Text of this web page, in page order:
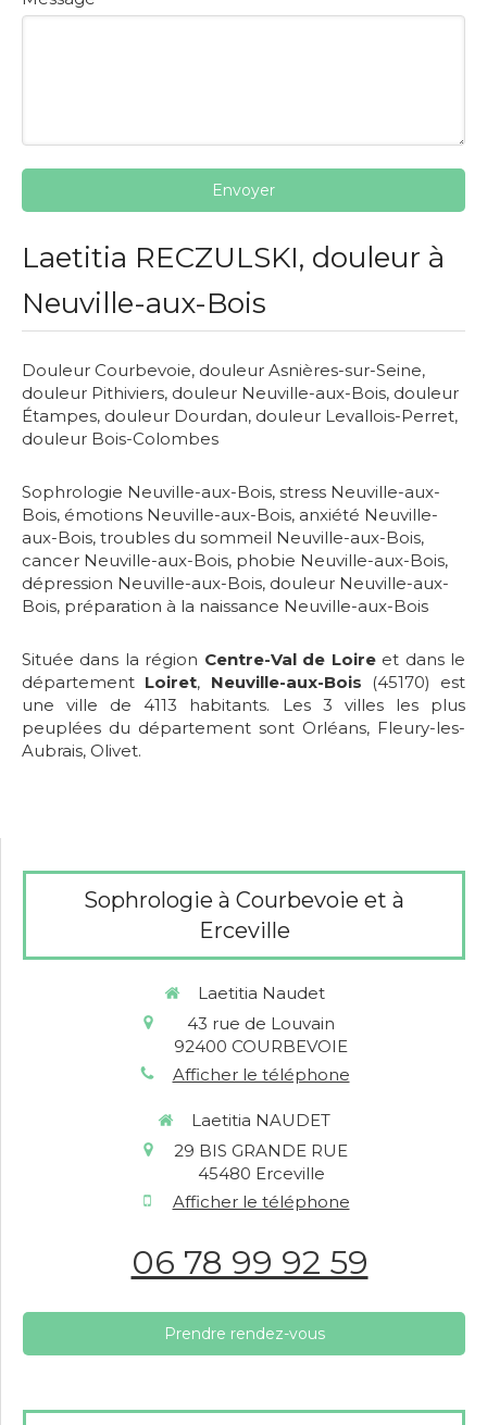
Envoyer
Laetitia RECZULSKI, douleur à
Neuville-aux-Bois
Douleur Courbevoie, douleur Asnières-sur-Seine,
douleur Pithiviers, douleur Neuville-aux-Bois, douleur
Étampes, douleur Dourdan, douleur Levallois-Perret,
douleur Bois-Colombes
Sophrologie Neuville-aux-Bois, stress Neuville-aux-
Bois, émotions Neuville-aux-Bois, anxiété Neuville-
aux-Bois, troubles du sommeil Neuville-aux-Bois,
cancer Neuville-aux-Bois, phobie Neuville-aux-Bois,
dépression Neuville-aux-Bois, douleur Neuville-aux-
Bois, préparation à la naissance Neuville-aux-Bois
Située dans la région Centre-Val de Loireet dans le
département Loiret, Neuville-aux-Bois (45170) est
une ville de 4113 habitants. Les 3 villes les plus
peuplées du département sont Orléans, Fleury-les-
Aubrais, Olivet.
Sophrologie à Courbevoie et à
Erceville
Laetitia Naudet
43 rue de Louvain
92400 COURBEVOIE
Afficher le téléphone
Laetitia NAUDET
29 BIS GRANDE RUE
45480 Erceville
Afficher le téléphone
06 78 99 92 59
Prendre rendez-vous